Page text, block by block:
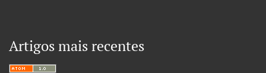
Artigos mais recentes